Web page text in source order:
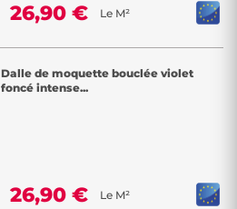
26,90 € Le M²
Dalle de moquette bouclée violet
foncé intense...
26,90 € Le M²